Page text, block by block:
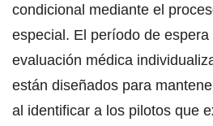
condicional mediante el
especial. El período de
evaluación médica
están diseñados para
al identificar a los pilotos que